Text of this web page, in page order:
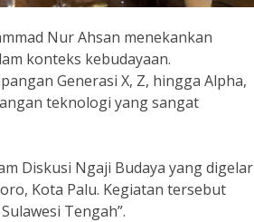
Nur Ahsan menekankan
konteks kebudayaan.
Generasi X, Z, hingga Alpha,
teknologi yang sangat
Diskusi Ngaji Budaya yang digelar
Kota Palu. Kegiatan tersebut
Tengah”.